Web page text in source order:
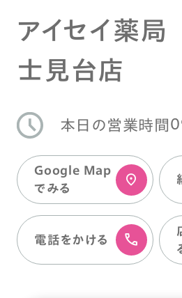
アイセイ薬
士見台店
本日の営業時間
Google Map
でみる
電話をかける